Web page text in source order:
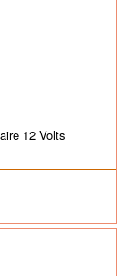
12 Volts